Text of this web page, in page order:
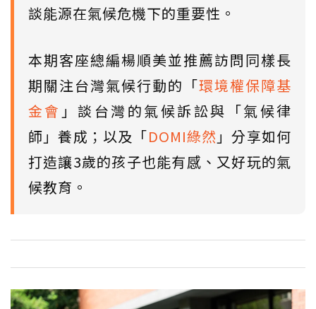
談能源在氣候危機下的重要性。
本期客座總編楊順美並推薦訪問同樣長
期關注台灣氣候行動的「環境權保障基
金會 」談台灣的氣候訴訟與「氣候律
師」養成；以及「DOMI綠然 」分享如何
打造讓3歲的孩子也能有感、又好玩的氣
候教育。